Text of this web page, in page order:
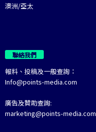
澳洲/亞太
聯絡我們
報料、投稿及一般查詢：
Info@points-media.com
廣告及贊助查詢:
marketing@points-media.com